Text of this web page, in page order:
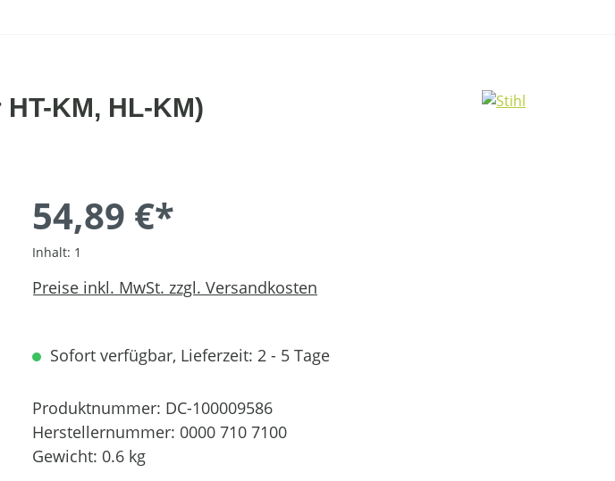
KM, HL-KM)
54,89 €*
Inhalt: 1
Preise inkl. MwSt. zzgl. Versandkosten
Sofort verfügbar, Lieferzeit: 2 - 5 Tage
Produktnummer: DC-100009586
Herstellernummer: 0000 710 7100
Gewicht: 0.6 kg